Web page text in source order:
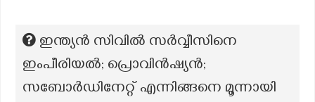
ഇന്ത്യൻ സിവിൽ സർവ്വീസിനെ
ഇംപീരിയൽ; പ്രൊവിൻഷ്യൻ;
സബോർഡിനേറ്റ് എന്നിങ്ങനെ മൂന്നായി